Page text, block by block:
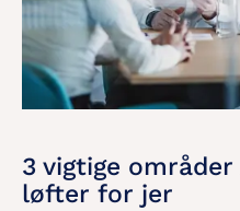
3 vigtige
løfter for jer